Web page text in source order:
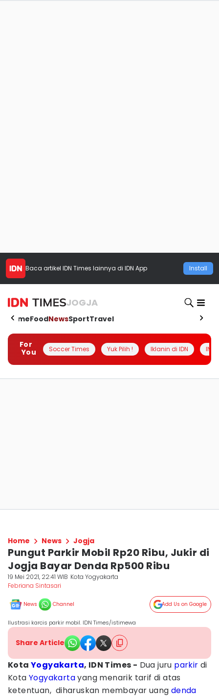
Baca artikel IDN Times lainnya di IDN App Install
JOGJA
HomeFoodNewsSportTravel
For
You
Soccer Times Yuk Pilih ! Iklanin di IDN
Home News Jogja
Pungut Parkir Mobil Rp20 Ribu, Jukir di
Jogja Bayar Denda Rp500 Ribu
19 Mei 2021, 22:41 WIB Kota Yogyakarta
Febriana Sintasari
News Channel Add Us on Google
Ilustrasi karcis parkir mobil. IDN Times/istimewa
Share Article
Kota Yogyakarta, IDN Times - Dua juru parkir di
Kota Yogyakartayang menarik tarif di atas
ketentuan, diharuskan membayar uang denda